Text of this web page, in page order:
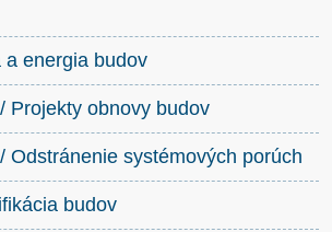
a energia budov
Projekty obnovy budov
Odstránenie systémových porúch
budov